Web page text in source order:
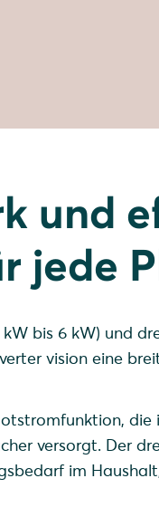
und
jede
bis 6 kW) und
vision eine
die
versorgt. Der
im